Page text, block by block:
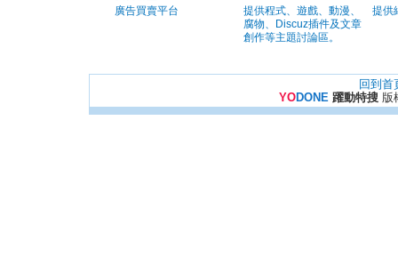
廣告買賣平台
提供程式、遊戲、動漫、
腐物、Discuz插件及文章
創作等主題討論區。
提供
回到首
YODONE 躍動特搜版